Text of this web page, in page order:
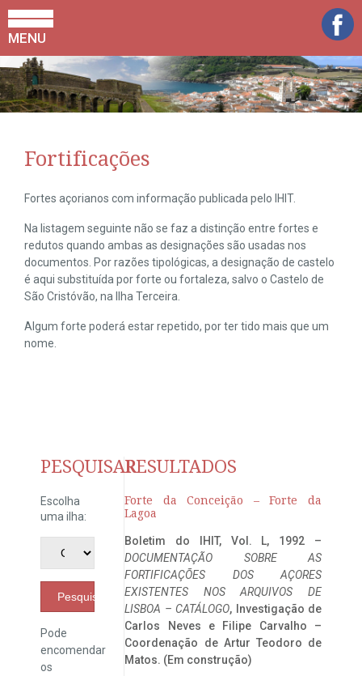
MENU
Fortificações
Fortes açorianos com informação publicada pelo IHIT.
Na listagem seguinte não se faz a distinção entre fortes e
redutos quando ambas as designações são usadas nos
documentos. Por razões tipológicas, a designação de castelo
é aqui substituída por forte ou fortaleza, salvo o Castelo de
São Cristóvão, na Ilha Terceira.
Algum forte poderá estar repetido, por ter tido mais que um
nome.
PESQUISAR
Escolha
uma ilha:
Pesquisar
Pode
encomendar
os
RESULTADOS
Forte da Conceição – Forte da
Lagoa
Boletim do IHIT, Vol. L, 1992 –
DOCUMENTAÇÃO SOBRE AS
FORTIFICAÇÕES DOS AÇORES
EXISTENTES NOS ARQUIVOS DE
LISBOA – CATÁLOGO, Investigação de
Carlos Neves e Filipe Carvalho –
Coordenação de Artur Teodoro de
Matos. (Em construção)